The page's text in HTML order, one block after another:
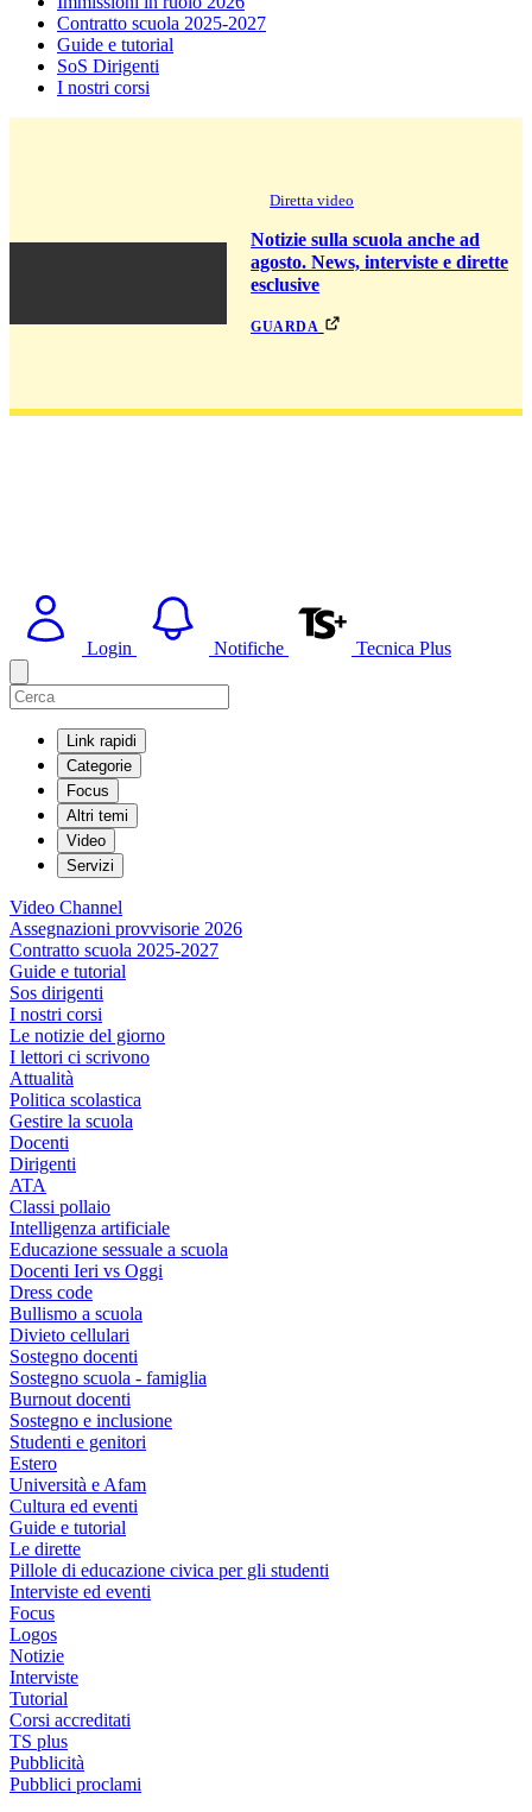
Contratto scuola 2025-2027
Guide e tutorial
SoS Dirigenti
I nostri corsi
Diretta video
Notizie sulla scuola anche ad
agosto. News, interviste e dirette
esclusive
guarda
Login Notifiche Tecnica Plus
Link rapidi
Categorie
Focus
Altri temi
Video
Servizi
Video Channel
Assegnazioni provvisorie 2026
Contratto scuola 2025-2027
Guide e tutorial
Sos dirigenti
I nostri corsi
Le notizie del giorno
I lettori ci scrivono
Attualità
Politica scolastica
Gestire la scuola
Docenti
Dirigenti
ATA
Classi pollaio
Intelligenza artificiale
Educazione sessuale a scuola
Docenti Ieri vs Oggi
Dress code
Bullismo a scuola
Divieto cellulari
Sostegno docenti
Sostegno scuola - famiglia
Burnout docenti
Sostegno e inclusione
Studenti e genitori
Estero
Università e Afam
Cultura ed eventi
Guide e tutorial
Le dirette
Pillole di educazione civica per gli studenti
Interviste ed eventi
Focus
Logos
Notizie
Interviste
Tutorial
Corsi accreditati
TS plus
Pubblicità
Pubblici proclami